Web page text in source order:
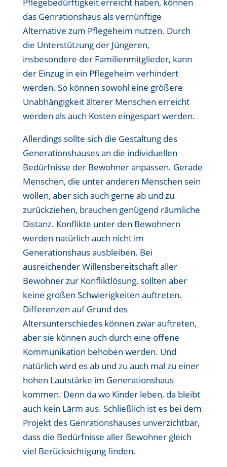
das Genrationshaus als vernünftige
Alternative zum Pflegeheim nutzen. Durch
die Unterstützung der Jüngeren,
insbesondere der Familienmitglieder, kann
der Einzug in ein Pflegeheim verhindert
werden. So können sowohl eine größere
Unabhängigkeit älterer Menschen erreicht
werden als auch Kosten eingespart werden.
Allerdings sollte sich die Gestaltung des
Generationshauses an die individuellen
Bedürfnisse der Bewohner anpassen. Gerade
Menschen, die unter anderen Menschen sein
wollen, aber sich auch gerne ab und zu
zurückziehen, brauchen genügend räumliche
Distanz. Konflikte unter den Bewohnern
werden natürlich auch nicht im
Generationshaus ausbleiben. Bei
ausreichender Willensbereitschaft aller
Bewohner zur Konfliktlösung, sollten aber
keine großen Schwierigkeiten auftreten.
Differenzen auf Grund des
Altersunterschiedes können zwar auftreten,
aber sie können auch durch eine offene
Kommunikation behoben werden. Und
natürlich wird es ab und zu auch mal zu einer
hohen Lautstärke im Generationshaus
kommen. Denn da wo Kinder leben, da bleibt
auch kein Lärm aus. Schließlich ist es bei dem
Projekt des Genrationshauses unverzichtbar,
dass die Bedürfnisse aller Bewohner gleich
viel Berücksichtigung finden.